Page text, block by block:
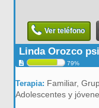
Ver teléfono
Linda Orozco
79%
Terapia: Familiar,
Adolescentes y